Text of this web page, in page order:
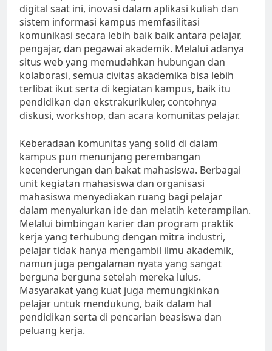
digital saat ini, inovasi dalam aplikasi kuliah dan
sistem informasi kampus memfasilitasi
komunikasi secara lebih baik baik antara pelajar,
pengajar, dan pegawai akademik. Melalui adanya
situs web yang memudahkan hubungan dan
kolaborasi, semua civitas akademika bisa lebih
terlibat ikut serta di kegiatan kampus, baik itu
pendidikan dan ekstrakurikuler, contohnya
diskusi, workshop, dan acara komunitas pelajar.
Keberadaan komunitas yang solid di dalam
kampus pun menunjang perembangan
kecenderungan dan bakat mahasiswa. Berbagai
unit kegiatan mahasiswa dan organisasi
mahasiswa menyediakan ruang bagi pelajar
dalam menyalurkan ide dan melatih keterampilan.
Melalui bimbingan karier dan program praktik
kerja yang terhubung dengan mitra industri,
pelajar tidak hanya mengambil ilmu akademik,
namun juga pengalaman nyata yang sangat
berguna berguna setelah mereka lulus.
Masyarakat yang kuat juga memungkinkan
pelajar untuk mendukung, baik dalam hal
pendidikan serta di pencarian beasiswa dan
peluang kerja.